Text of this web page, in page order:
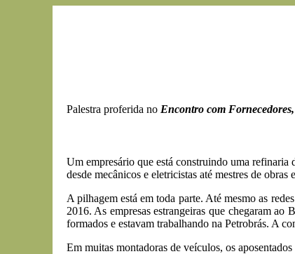
Palestra proferida no Encontro com
Um empresário que está construindo uma refinaria
desde mecânicos e eletricistas até mestres de obras
A pilhagem está em toda parte. Até mesmo as
2016. As empresas estrangeiras que chegaram
formados e estavam trabalhando na Petrobrás. A
Em muitas montadoras de veículos, os